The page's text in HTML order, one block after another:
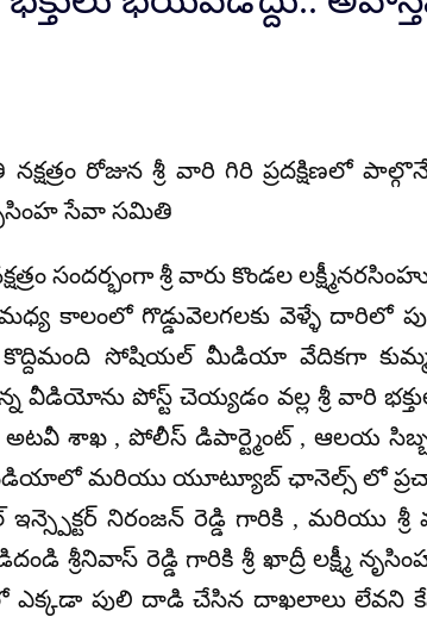
నక్షత్రం రోజున శ్రీ వారి గిరి ప్రదక్షిణలో
నృసింహ సేవా సమితి
సందర్భంగా శ్రీ వారు కొండల
మధ్య కాలంలో గొడ్డువెలగలకు వెళ్ళే
సోషియల్ మీడియా వేదికగా కుమ్మర
వీడియోను పోస్ట్ చెయ్యడం వల్ల శ్రీ వారి
అటవీ శాఖ , పోలీస్ డిపార్ట్మెంట్ , ఆలయ
మరియు యూట్యూబ్ ఛానెల్స్ లో
ఇన్స్పెక్టర్ నిరంజన్ రెడ్డి గారికి ,
శ్రీనివాస్ రెడ్డి గారికి శ్రీ ఖాద్రీ లక్ష్మీ
పులి దాడి చేసిన దాఖలాలు లేవని